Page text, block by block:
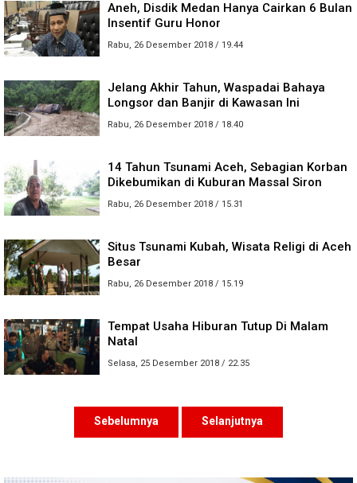
Aneh, Disdik Medan Hanya Cairkan 6 Bulan
Insentif Guru Honor
Rabu, 26 Desember 2018 / 19.44
Jelang Akhir Tahun, Waspadai Bahaya
Longsor dan Banjir di Kawasan Ini
Rabu, 26 Desember 2018 / 18.40
14 Tahun Tsunami Aceh, Sebagian Korban
Dikebumikan di Kuburan Massal Siron
Rabu, 26 Desember 2018 / 15.31
Situs Tsunami Kubah, Wisata Religi di Aceh
Besar
Rabu, 26 Desember 2018 / 15.19
Tempat Usaha Hiburan Tutup Di Malam
Natal
Selasa, 25 Desember 2018 / 22.35
Sebelumnya Selanjutnya